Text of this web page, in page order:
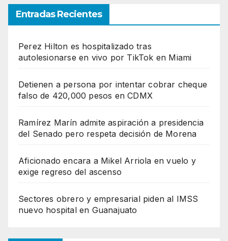
Entradas Recientes
Perez Hilton es hospitalizado tras
autolesionarse en vivo por TikTok en Miami
Detienen a persona por intentar cobrar cheque
falso de 420,000 pesos en CDMX
Ramírez Marín admite aspiración a presidencia
del Senado pero respeta decisión de Morena
Aficionado encara a Mikel Arriola en vuelo y
exige regreso del ascenso
Sectores obrero y empresarial piden al IMSS
nuevo hospital en Guanajuato